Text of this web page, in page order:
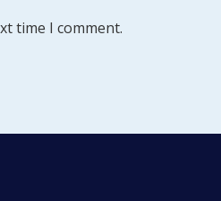
time I comment.